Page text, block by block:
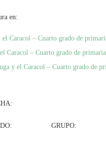
en:
Caracol – Cuarto grado de
Caracol – Cuarto grado de
y el Caracol – Cuarto grado de
GRUPO: